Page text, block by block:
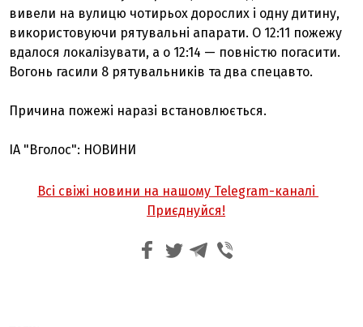
вивели на вулицю чотирьох дорослих і одну дитину,
використовуючи рятувальні апарати. О 12:11 пожежу
вдалося локалізувати, а о 12:14 — повністю погасити.
Вогонь гасили 8 рятувальників та два спецавто.
Причина пожежі наразі встановлюється.
ІА "Вголос": НОВИНИ
Всі свіжі новини на нашому Telegram-каналі
Приєднуйся!